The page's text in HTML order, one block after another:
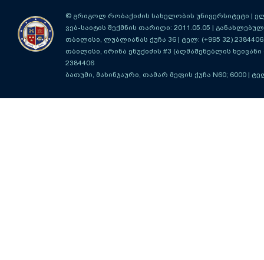
© გრიგოლ რობაქიძის სახელობის უნივერსიტეტი |
ვებ-საიტის შექმნის თარიღი: 2011.05.05 |
თბილისი, ლუბლიანას ქუჩა 36 | ტელ: (+995 32)
თბილისი, ირინა ენუქიძის #3 (აღმაშენებლის ხეივანი
2384406
ბათუმი, მახინჯაური, თამარ მეფის ქუჩა N60; 6000 |